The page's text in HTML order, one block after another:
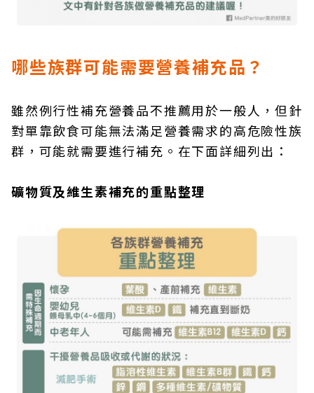
哪些族群可能需要營養補充品？
雖然例行性補充營養品不推薦用於一般人，但針
對單靠飲食可能無法滿足營養需求的高危險性族
群，可能就需要進行補充。在下面詳細列出：
礦物質及維生素補充的重點整理